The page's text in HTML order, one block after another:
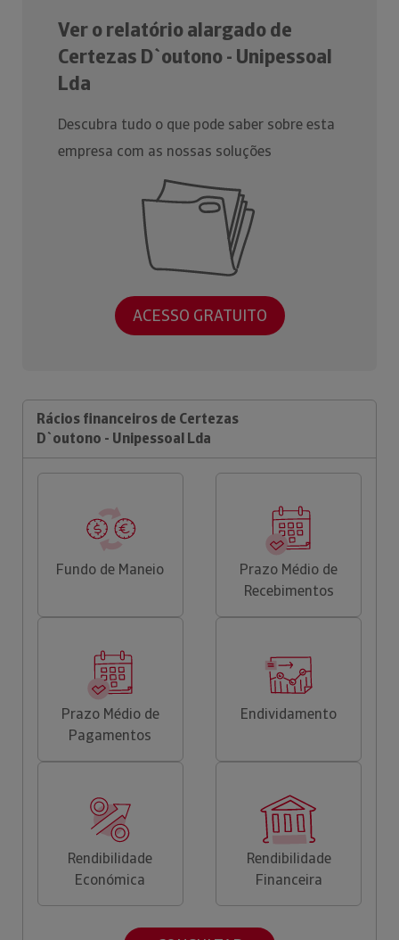
Ver o relatório alargado de
Certezas D`outono - Unipessoal
Lda
Descubra tudo o que pode saber sobre esta
empresa com as nossas soluções
ACESSO GRATUITO
Rácios financeiros de Certezas
D`outono - Unipessoal Lda
Fundo de Maneio
Prazo Médio de
Recebimentos
Prazo Médio de
Pagamentos
Endividamento
Rendibilidade
Económica
Rendibilidade
Financeira